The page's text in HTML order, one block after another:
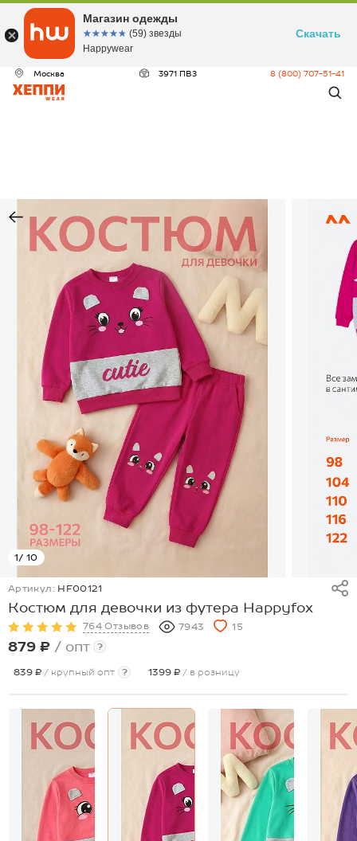
Москва 3971 ПВЗ 8 (800) 707-51-41
1/ 10
Артикул: HF00121
Костюм для девочки из футера Happyfox
764 Отзывов 7943 15
879 ₽ / опт ?
839 ₽ / крупный опт ? 1399 ₽ / в розницу
Магазин одежды
☆☆☆☆☆
★★★★★ (59) звезды
Happywear
Скачать